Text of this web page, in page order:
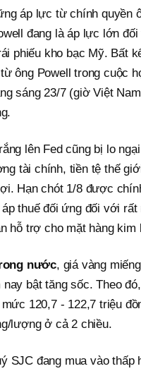
áp lực từ chính quyền
đang là áp lực lớn
phiếu kho bạc Mỹ. Bất
ông Powell trong cuộc
sáng 23/7 (giờ Việt
lên Fed cũng bị lo
tài chính, tiền tệ thế
Hạn chót 1/8 được
thuế đối ứng đối với rất
hỗ trợ cho mặt hàng kim
nước, giá vàng
bật tăng sốc. Theo
120,7 - 122,7 triệu
lượng ở cả 2 chiều.
SJC đang mua vào thấp